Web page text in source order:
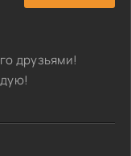
друзьями!